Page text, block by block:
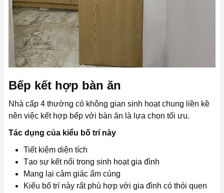
Bếp kết hợp bàn ăn
Nhà cấp 4 thường có không gian sinh hoạt chung liền kề
nên việc kết hợp bếp với bàn ăn là lựa chọn tối ưu.
Tác dụng của kiểu bố trí này
Tiết kiệm diện tích
Tạo sự kết nối trong sinh hoạt gia đình
Mang lại cảm giác ấm cúng
Kiểu bố trí này rất phù hợp với gia đình có thói quen